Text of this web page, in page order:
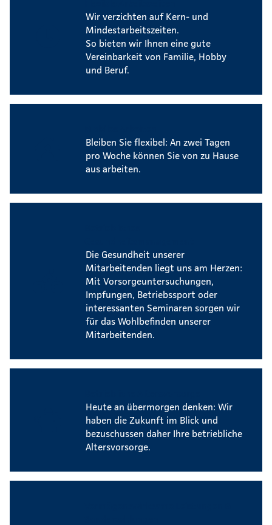
Wir verzichten auf Kern- und
Mindestarbeitszeiten.
So bieten wir Ihnen eine gute
Vereinbarkeit von Familie, Hobby
und Beruf.
Bleiben Sie flexibel: An zwei Tagen
pro Woche können Sie von zu Hause
aus arbeiten.
Die Gesundheit unserer
Mitarbeitenden liegt uns am Herzen:
Mit Vorsorgeuntersuchungen,
Impfungen, Betriebssport oder
interessanten Seminaren sorgen wir
für das Wohlbefinden unserer
Mitarbeitenden.
Heute an übermorgen denken: Wir
haben die Zukunft im Blick und
bezuschussen daher Ihre betriebliche
Altersvorsorge.